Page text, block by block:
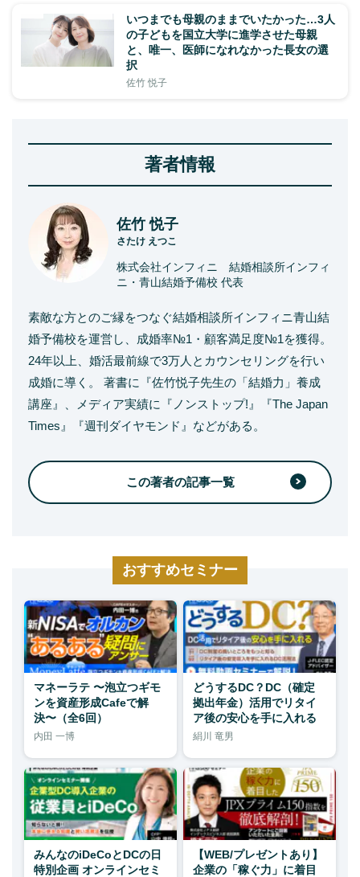
いつまでも母親のままでいたかった…3人
の子どもを国立大学に進学させた母親
と、唯一、医師になれなかった長女の選
択
佐竹 悦子
著者情報
佐竹 悦子
さたけ えつこ
株式会社インフィニ 結婚相談所インフィ
ニ・青山結婚予備校 代表
素敵な方とのご縁をつなぐ結婚相談所インフィニ青山結
婚予備校を運営し、成婚率№1・顧客満足度№1を獲得。
24年以上、婚活最前線で3万人とカウンセリングを行い
成婚に導く。 著書に『佐竹悦子先生の「結婚力」養成
講座』、メディア実績に『ノンストップ!』『The Japan
Times』『週刊ダイヤモンド』などがある。
この著者の記事一覧
おすすめセミナー
マネーラテ 〜泡立つギモ
ンを資産形成Cafeで解
決〜（全6回）
内田 一博
どうするDC？DC（確定
拠出年金）活用でリタイ
ア後の安心を手に入れる
絹川 竜男
みんなのiDeCoとDCの日
特別企画 オンラインセミ
【WEB/プレゼントあり】
企業の「稼ぐ力」に着目